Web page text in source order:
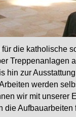
die katholische
Treppenanlagen
hin zur
werden
wir mit
die